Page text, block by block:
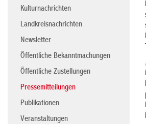
Kulturnachrichten
Landkreisnachrichten
Newsletter
Öffentliche Bekanntmachungen
Öffentliche Zustellungen
Pressemitteilungen
Publikationen
Veranstaltungen